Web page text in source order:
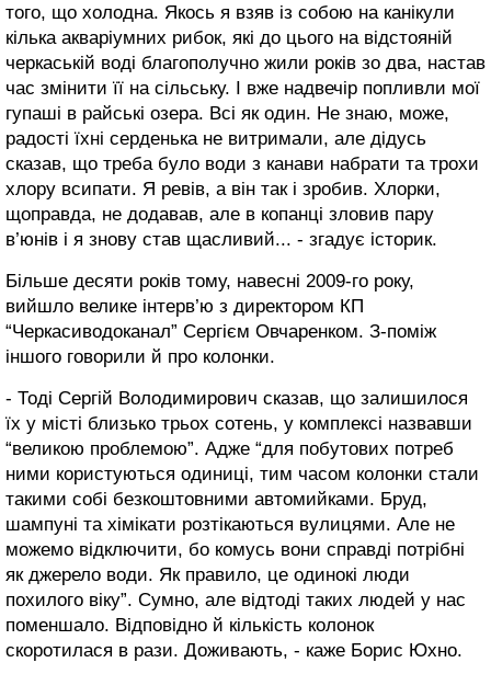
того, що холодна. Якось я взяв із собою на канікули
кілька акваріумних рибок, які до цього на відстояній
черкаській воді благополучно жили років зо два, настав
час змінити її на сільську. І вже надвечір попливли мої
гупаші в райські озера. Всі як один. Не знаю, може,
радості їхні серденька не витримали, але дідусь
сказав, що треба було води з канави набрати та трохи
хлору всипати. Я ревів, а він так і зробив. Хлорки,
щоправда, не додавав, але в копанці зловив пару
в’юнів і я знову став щасливий... - згадує історик.
Більше десяти років тому, навесні 2009-го року,
вийшло велике інтерв’ю з директором КП
“Черкасиводоканал” Сергієм Овчаренком. З-поміж
іншого говорили й про колонки.
- Тоді Сергій Володимирович сказав, що залишилося
їх у місті близько трьох сотень, у комплексі назвавши
“великою проблемою”. Адже “для побутових потреб
ними користуються одиниці, тим часом колонки стали
такими собі безкоштовними автомийками. Бруд,
шампуні та хімікати розтікаються вулицями. Але не
можемо відключити, бо комусь вони справді потрібні
як джерело води. Як правило, це одинокі люди
похилого віку”. Сумно, але відтоді таких людей у нас
поменшало. Відповідно й кількість колонок
скоротилася в рази. Доживають, - каже Борис Юхно.